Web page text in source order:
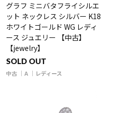
グラフ ミニバタフライシルエ
ット ネックレス シルバー K18
ホワイトゴールド WG レディ
ース ジュエリー 【中古】
【jewelry】
SOLD OUT
中古 A レディース